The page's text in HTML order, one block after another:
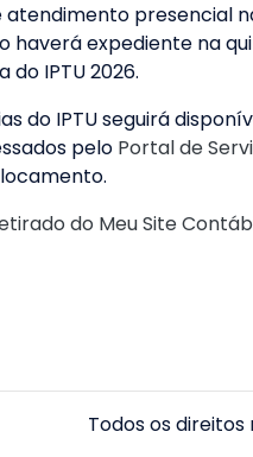
presencial
haverá expediente na
IPTU 2026.
do IPTU seguirá
pelo Portal de
do Meu Site
Todos os